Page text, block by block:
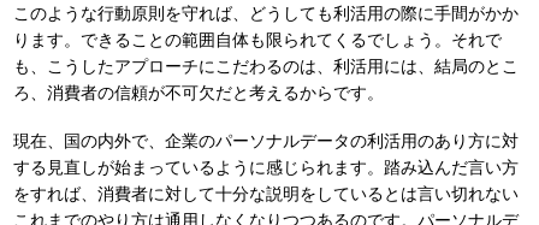
このような行動原則を守れば、どうしても利活用の際に手間がかか
ります。できることの範囲自体も限られてくるでしょう。それで
も、こうしたアプローチにこだわるのは、利活用には、結局のとこ
ろ、消費者の信頼が不可欠だと考えるからです。
現在、国の内外で、企業のパーソナルデータの利活用のあり方に対
する見直しが始まっているように感じられます。踏み込んだ言い方
をすれば、消費者に対して十分な説明をしているとは言い切れない
これまでのやり方は通用しなくなりつつあるのです。パーソナルデ